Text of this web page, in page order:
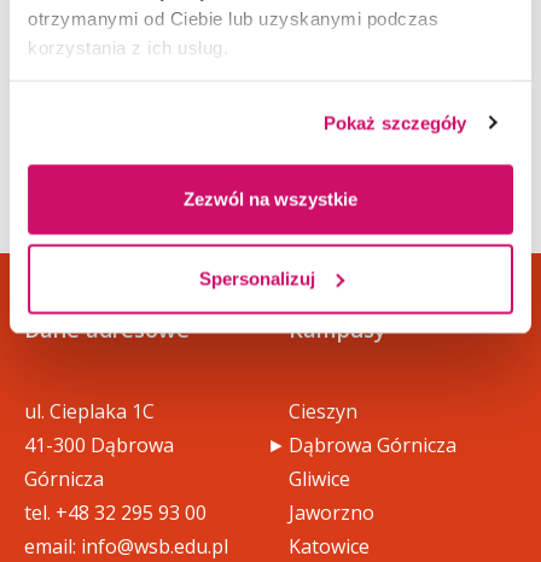
otrzymanymi od Ciebie lub uzyskanymi podczas
korzystania z ich usług.
Pokaż szczegóły
Zezwól na wszystkie
Spersonalizuj
Dane adresowe
ul. Cieplaka 1C
41-300 Dąbrowa
Górnicza
tel. +48 32 295 93 00
email: info@wsb.edu.pl
Kampusy
Cieszyn
Dąbrowa Górnicza
Gliwice
Jaworzno
Katowice